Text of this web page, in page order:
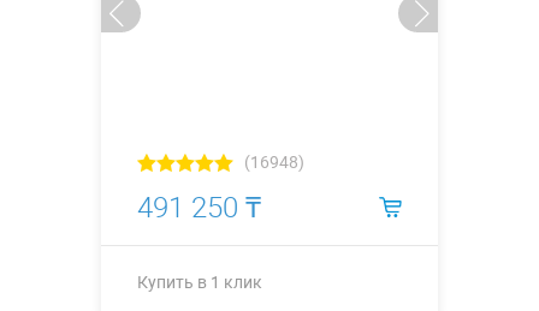
(16948)
491 250 ₸
Купить в 1 клик